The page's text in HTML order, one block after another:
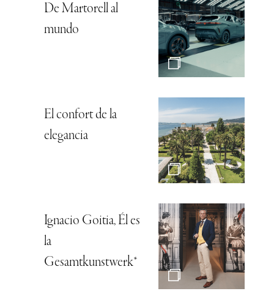
De Martorell al
mundo
El confort de la
elegancia
Ignacio Goitia, Él es
la
Gesamtkunstwerk*